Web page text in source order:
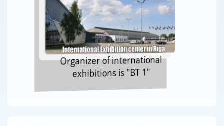
Organizer of international
exhibitions is "BT 1"